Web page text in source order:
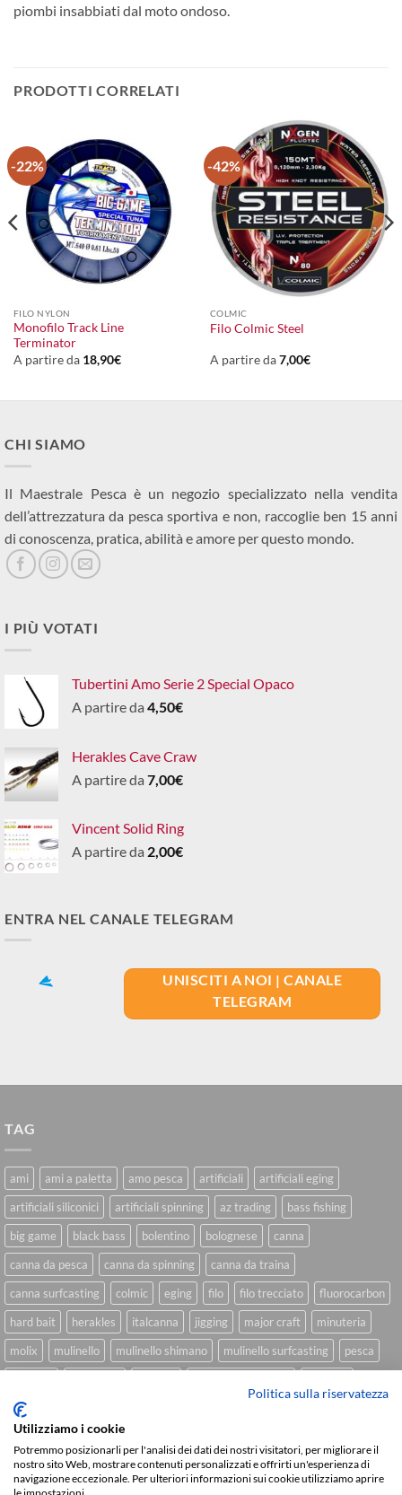
piombi insabbiati dal moto ondoso.
PRODOTTI CORRELATI
-22%
FILO NYLON
Monofilo Track Line
Terminator
A partire da 18,90€
-42%
COLMIC
Filo Colmic Steel
A partire da7,00€
CHI SIAMO
Il Maestrale Pesca è un negozio specializzato nella vendita
dell’attrezzatura da pesca sportiva e non, raccoglie ben 15 anni
di conoscenza, pratica, abilità e amore per questo mondo.
I PIÙ VOTATI
Tubertini Amo Serie 2 Special Opaco
A partire da 4,50€
Herakles Cave Craw
A partire da 7,00€
Vincent Solid Ring
A partire da 2,00€
ENTRA NEL CANALE TELEGRAM
UNISCITI A NOI | CANALE
TELEGRAM
TAG
ami ami a paletta amo pesca artificiali
artificiali eging
artificiali siliconici
artificiali spinning az trading
bass fishing
big game
black bass bolentino bolognese
canna
canna da pesca
canna da spinning
canna da traina
canna surfcasting
colmic eging filo filo trecciato
fluorocarbon
hard bait
herakles italcanna jigging major craft
minuteria
molix
mulinello mulinello shimano mulinello surfcasting
pesca
spinning inshore
Sviluppato daWe Blink Design
Politica sulla riservatezza
Utilizziamo i cookie
Potremmo posizionarli per l'analisi dei dati dei nostri visitatori, per migliorare il
nostro sito Web, mostrare contenuti personalizzati e offrirti un'esperienza di
navigazione eccezionale. Per ulteriori informazioni sui cookie utilizziamo aprire